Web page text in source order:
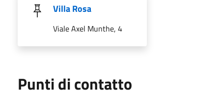
Villa Rosa
Viale Axel Munthe, 4
Punti di contatto